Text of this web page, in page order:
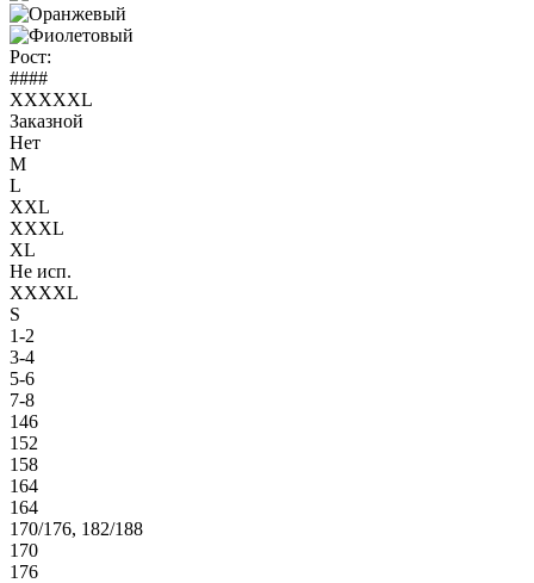
Рост:
####
XXXXXL
Заказной
Нет
M
L
XXL
XXXL
XL
Не исп.
XXXXL
S
1-2
3-4
5-6
7-8
146
152
158
164
164
170/176, 182/188
170
176